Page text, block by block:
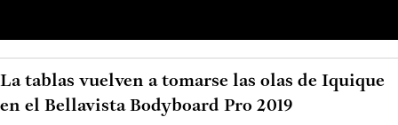
La tablas vuelven a tomarse las olas de Iquique
en el Bellavista Bodyboard Pro 2019